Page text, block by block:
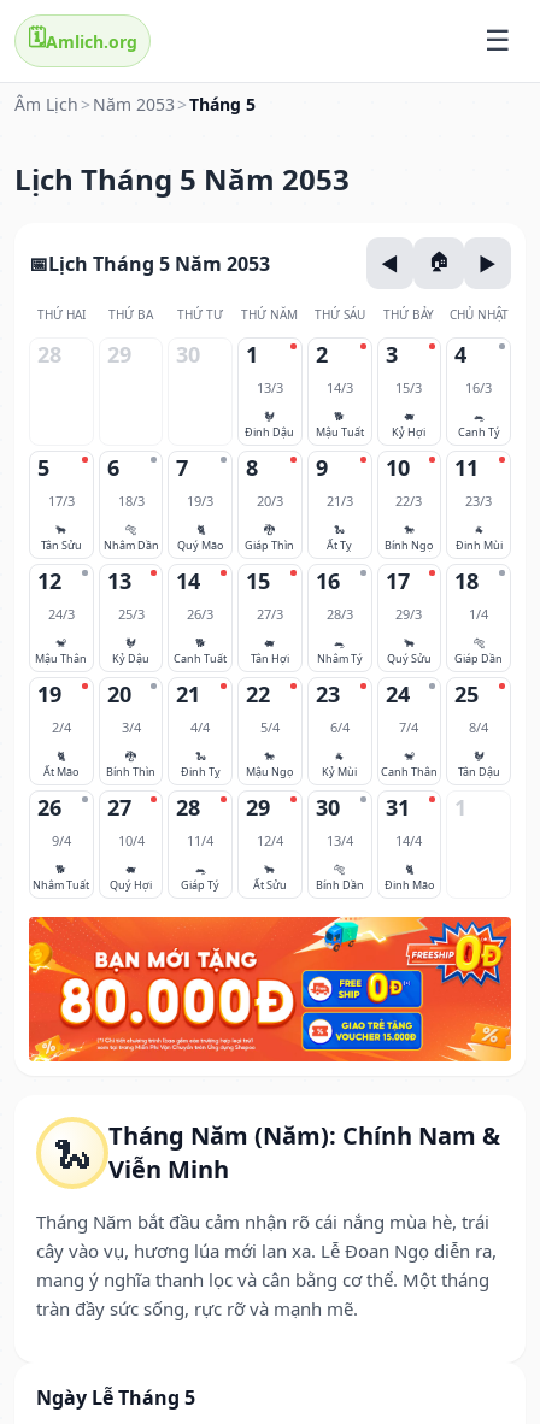
🗓️Amlich.org
Âm Lịch > Năm 2053 >Tháng 5
Lịch Tháng 5 Năm 2053
🐍 Tháng Năm (Năm): Chính Nam &
Viễn Minh
Tháng Năm bắt đầu cảm nhận rõ cái nắng mùa hè, trái
cây vào vụ, hương lúa mới lan xa. Lễ Đoan Ngọ diễn ra,
mang ý nghĩa thanh lọc và cân bằng cơ thể. Một tháng
tràn đầy sức sống, rực rỡ và mạnh mẽ.
Ngày Lễ Tháng 5
Lịch Tháng 5 Năm 2053
THỨ HAI THỨ BA THỨ TƯ THỨ NĂM THỨ SÁU THỨ BẢY CHỦ NHẬT
28 29 30 1
13/3
🐓
Đinh Dậu
2
14/3
🐕
Mậu Tuất
3
15/3
🐖
Kỷ Hợi
4
16/3
🐀
Canh Tý
5
17/3
🐂
Tân Sửu
6
18/3
🐅
Nhâm Dần
7
19/3
🐈
Quý Mão
8
20/3
🐉
Giáp Thìn
9
21/3
🐍
Ất Tỵ
10
22/3
🐎
Bính Ngọ
11
23/3
🐐
Đinh Mùi
12
24/3
🐒
Mậu Thân
13
25/3
🐓
Kỷ Dậu
14
26/3
🐕
Canh Tuất
15
27/3
🐖
Tân Hợi
16
28/3
🐀
Nhâm Tý
17
29/3
🐂
Quý Sửu
18
1/4
🐅
Giáp Dần
19
2/4
🐈
Ất Mão
20
3/4
🐉
Bính Thìn
21
4/4
🐍
Đinh Tỵ
22
5/4
🐎
Mậu Ngọ
23
6/4
🐐
Kỷ Mùi
24
7/4
🐒
Canh Thân
25
8/4
🐓
Tân Dậu
26
9/4
🐕
Nhâm Tuất
27
10/4
🐖
Quý Hợi
28
11/4
🐀
Giáp Tý
29
12/4
🐂
Ất Sửu
30
13/4
🐅
Bính Dần
31
14/4
🐈
Đinh Mão
1